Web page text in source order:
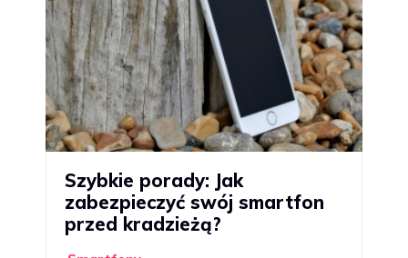
Szybkie porady: Jak
zabezpieczyć swój smartfon
przed kradzieżą?